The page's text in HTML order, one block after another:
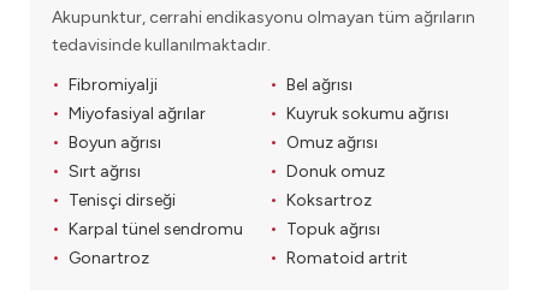
Akupunktur, cerrahi endikasyonu olmayan tüm ağrıların
tedavisinde kullanılmaktadır.
Fibromiyalji
Miyofasiyal ağrılar
Boyun ağrısı
Sırt ağrısı
Bel ağrısı
Kuyruk sokumu ağrısı
Omuz ağrısı
Donuk omuz
Tenisçi dirseği
Karpal tünel sendromu
Gonartroz
Koksartroz
Topuk ağrısı
Romatoid artrit